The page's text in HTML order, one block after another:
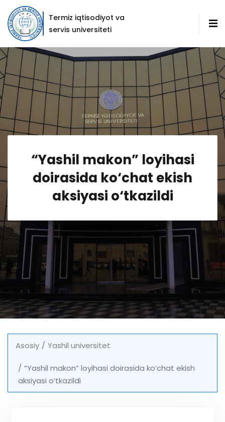
Termiz iqtisodiyot va
servis universiteti
“Yashil makon” loyihasi
doirasida ko‘chat ekish
aksiyasi o‘tkazildi
Asosiy Yashil universitet
“Yashil makon” loyihasi doirasida ko‘chat ekish
aksiyasi o‘tkazildi